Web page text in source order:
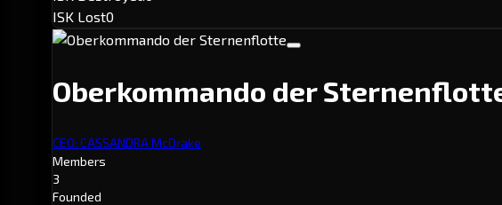
ISK Lost0
Oberkommando der
CEO: CASSANDRA McDrake
Members
3
Founded